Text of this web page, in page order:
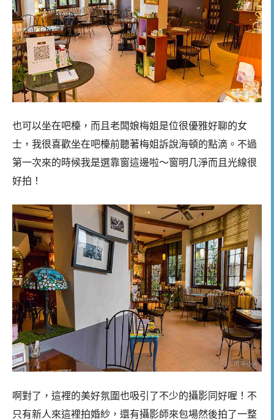
也可以坐在吧檯，而且老闆娘梅姐是位很優雅好聊的女
士，我很喜歡坐在吧檯前聽著梅姐訴說海頓的點滴。不過
第一次來的時候我是選靠窗這邊啦～窗明几淨而且光線很
好拍！
啊對了，這裡的美好氛圍也吸引了不少的攝影同好喔！不
只有新人來這裡拍婚紗，還有攝影師來包場然後拍了一整